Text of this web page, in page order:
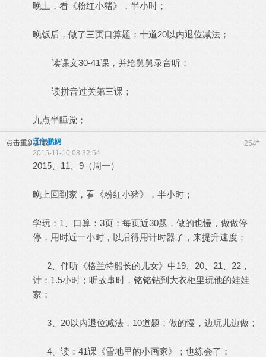
晚上，看《粉红小猪》，半小时；
晚饭后，做了三页口算题；十道20以内退位减法；
读课文30-41课，并给舅舅录音听；
读拼音过关第三课；
九点半睡觉；
点击重新加载 254#
辽宁鹏妈
2015-11-10 08:32:54
2015、11、9（周一）
晚上回到家，看《粉红小猪》，半小时；
学玩：1、口算：3页；每页近30题，做的也慢，做做停
停，用时近一小时，以后得用计时器了，来提升速度；
2、伴听《格兰特船长的儿女》中19、20、21、22，
计：1.5小时；听故事时，铭铭钻到大衣柜里玩他的娃娃
家；
3、20以内退位减法，10道题；做的慢，边玩儿边做；
4、读：41课《雪地里的小画家》；也练会了；